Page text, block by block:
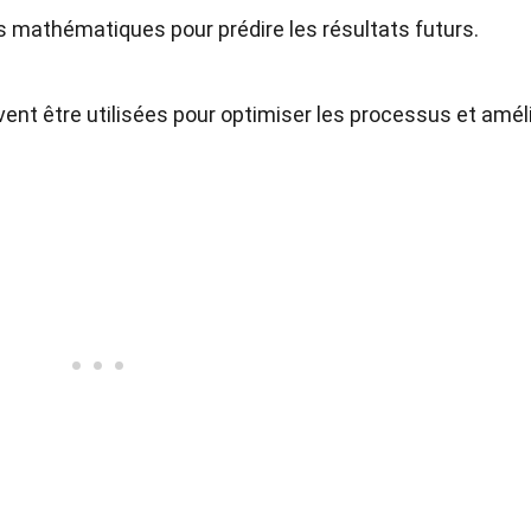
mathématiques pour prédire les résultats futurs.
être utilisées pour optimiser les processus et